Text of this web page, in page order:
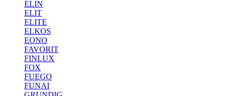
ELIN
ELIT
ELITE
ELKOS
EONO
FAVORIT
FINLUX
FOX
FUEGO
FUNAI